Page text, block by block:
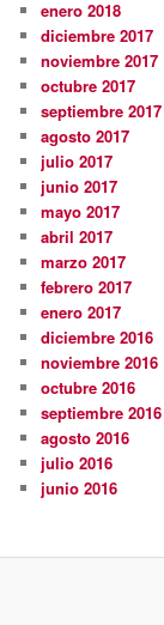
enero 2018
diciembre 2017
noviembre 2017
octubre 2017
septiembre 2017
agosto 2017
julio 2017
junio 2017
mayo 2017
abril 2017
marzo 2017
febrero 2017
enero 2017
diciembre 2016
noviembre 2016
octubre 2016
septiembre 2016
agosto 2016
julio 2016
junio 2016